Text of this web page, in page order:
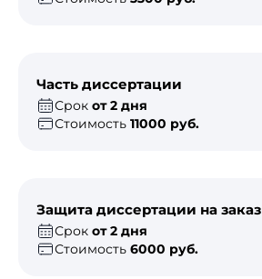
Часть диссертации
Срок от 2 дня
Стоимость 11000 руб.
Защита диссертации на заказ
Срок от 2 дня
Стоимость 6000 руб.